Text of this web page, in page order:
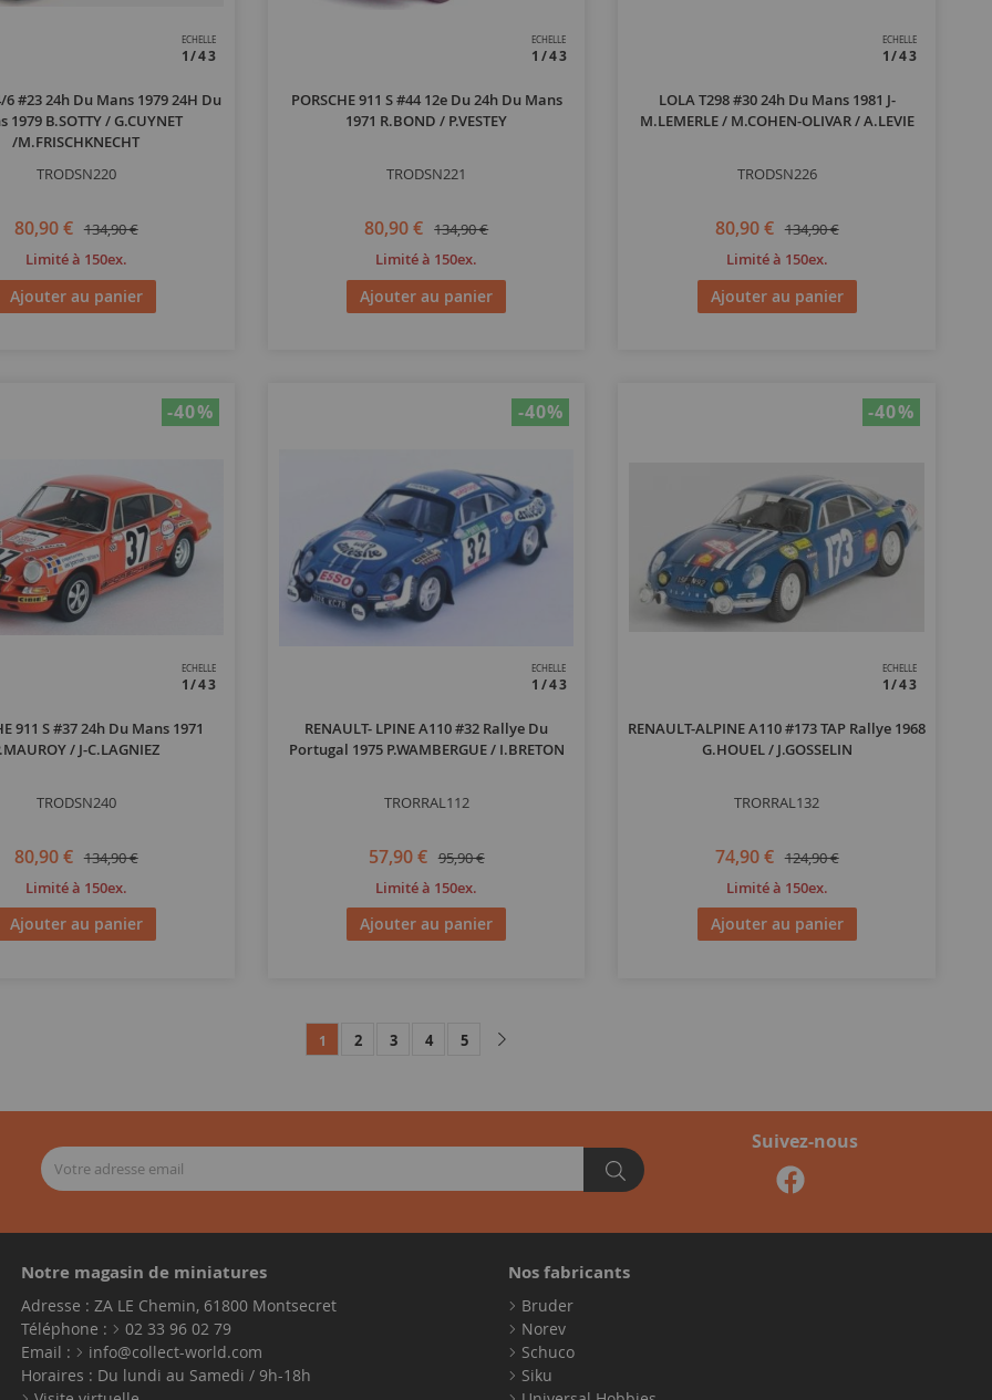
ECHELLE
1/43
6 #23 24h Du Mans 1979 24H Du
1979 B.SOTTY / G.CUYNET
/M.FRISCHKNECHT
TRODSN220
80,90 € 134,90 €
Limité à 150ex.
Ajouter au panier
ECHELLE
1/43
PORSCHE 911 S #44 12e Du 24h Du Mans
1971 R.BOND / P.VESTEY
TRODSN221
80,90 € 134,90 €
Limité à 150ex.
Ajouter au panier
ECHELLE
1/43
LOLA T298 #30 24h Du Mans 1981 J-
M.LEMERLE / M.COHEN-OLIVAR / A.LEVIE
TRODSN226
80,90 € 134,90 €
Limité à 150ex.
Ajouter au panier
ECHELLE
1/43
-40%
911 S #37 24h Du Mans 1971
/ J-C.LAGNIEZ
TRODSN240
80,90 € 134,90 €
Limité à 150ex.
Ajouter au panier
ECHELLE
1/43
-40%
RENAULT- LPINE A110 #32 Rallye Du
Portugal 1975 P.WAMBERGUE / I.BRETON
TRORRAL112
57,90 € 95,90 €
Limité à 150ex.
Ajouter au panier
ECHELLE
1/43
-40%
RENAULT-ALPINE A110 #173 TAP Rallye 1968
G.HOUEL / J.GOSSELIN
TRORRAL132
74,90 € 124,90 €
Limité à 150ex.
Ajouter au panier
1 2 3 4 5
Suivez-nous
Notre magasin de miniatures
Adresse : ZA LE Chemin, 61800 Montsecret
Téléphone :
02 33 96 02 79
Email :
info@collect-world.com
Horaires : Du lundi au Samedi / 9h-18h
Nos fabricants
Bruder
Norev
Schuco
Siku